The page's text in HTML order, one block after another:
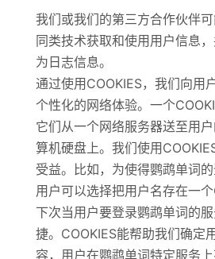
我们或我们的第三方合作伙伴
同类技术获取和使用用户信息
为日志信息。
通过使用COOKIES，我们向用
个性化的网络体验。一个
它们从一个网络服务器送至用
算机硬盘上。我们使用
受益。比如，为使得鹦鹉单词的
用户可以选择把用户名存在一
下次当用户要登录鹦鹉单词的
捷。COOKIES能帮助我们确定
容，用户在鹦鹉单词特定服务